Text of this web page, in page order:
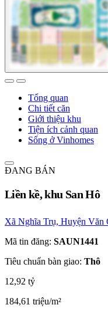
Tổng quan
Chi tiết căn
Giới thiệu khu
Tiện ích cảnh quan
Sống ở Vinhomes
ĐANG BÁN
Liền kề, khu San Hô
Xã Nghĩa Trụ, Huyện Văn
Mã tin đăng: SAUN1441
Tiêu chuẩn bàn giao: Thô
12,92 tỷ
184,61 triệu/m²